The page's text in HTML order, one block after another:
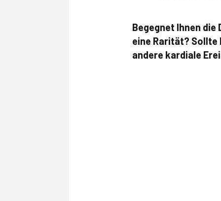
Begegnet Ihnen
eine Rarität?
andere kardiale